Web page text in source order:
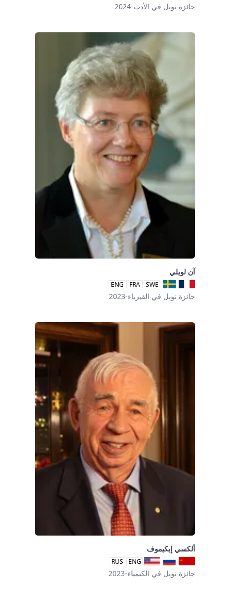
جائزة نوبل في الأدب-2024
آن لويلي
SWE
FRA
ENG
جائزة نوبل في الفيزياء-2023
ألكسي إيكيموف
ENG
RUS
جائزة نوبل في الكيمياء-2023